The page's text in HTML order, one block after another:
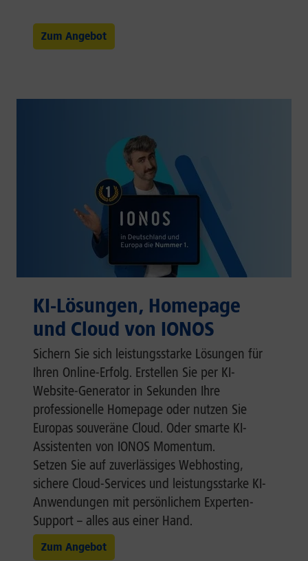
Zum Angebot
KI-Lösungen, Homepage
und Cloud von IONOS
Sichern Sie sich leistungsstarke Lösungen für
Ihren Online-Erfolg. Erstellen Sie per KI-
Website-Generator in Sekunden Ihre
professionelle Homepage oder nutzen Sie
Europas souveräne Cloud. Oder smarte KI-
Assistenten von IONOS Momentum.
Setzen Sie auf zuverlässiges Webhosting,
sichere Cloud-Services und leistungsstarke KI-
Anwendungen mit persönlichem Experten-
Support – alles aus einer Hand.
Zum Angebot